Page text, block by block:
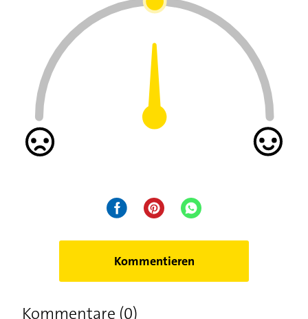
Kommentieren
Kommentare (0)